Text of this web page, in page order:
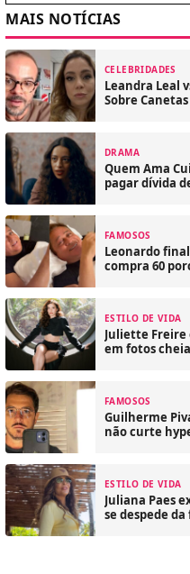
MAIS NOTÍCIAS
CELEBRIDADES
Leandra Leal
Sobre
DRAMA
Quem Ama
pagar dívida
FAMOSOS
Leonardo
compra 60
ESTILO DE VIDA
Juliette
em fotos
FAMOSOS
Guilherme
não curte
ESTILO DE VIDA
Juliana Paes
se despede